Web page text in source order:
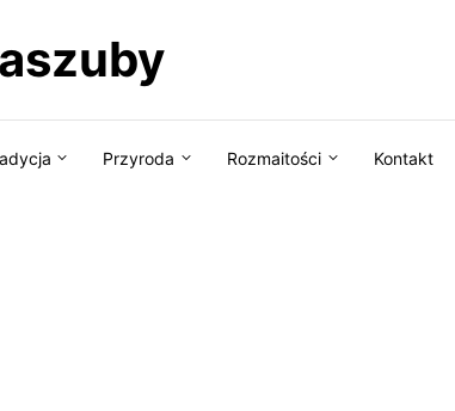
Przyroda Rozmaitości Kontakt